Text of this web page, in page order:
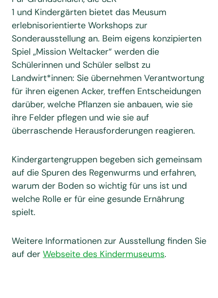
1 und Kindergärten bietet das Meusum
erlebnisorientierte Workshops zur
Sonderausstellung an. Beim eigens konzipierten
Spiel „Mission Weltacker“ werden die
Schülerinnen und Schüler selbst zu
Landwirt*innen: Sie übernehmen Verantwortung
für ihren eigenen Acker, treffen Entscheidungen
darüber, welche Pflanzen sie anbauen, wie sie
ihre Felder pflegen und wie sie auf
überraschende Herausforderungen reagieren.
Kindergartengruppen begeben sich gemeinsam
auf die Spuren des Regenwurms und erfahren,
warum der Boden so wichtig für uns ist und
welche Rolle er für eine gesunde Ernährung
spielt.
Weitere Informationen zur Ausstellung finden Sie
auf der Webseite des Kindermuseums.